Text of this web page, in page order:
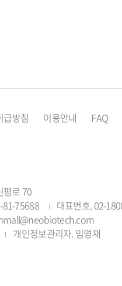
급방침 이용안내 FAQ
평로 70
81-75688
대표번호. 02-
개인정보관리자. 임영재